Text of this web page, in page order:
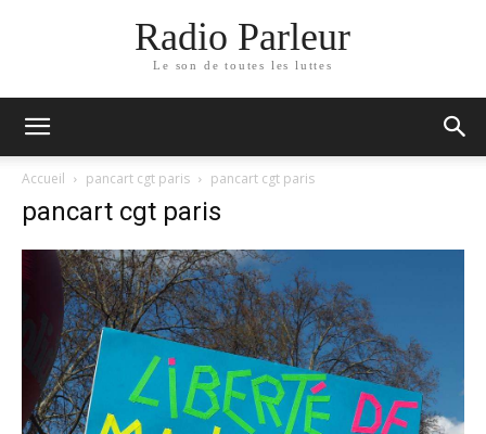
Radio Parleur
Le son de toutes les luttes
Accueil pancart cgt paris pancart cgt paris
pancart cgt paris